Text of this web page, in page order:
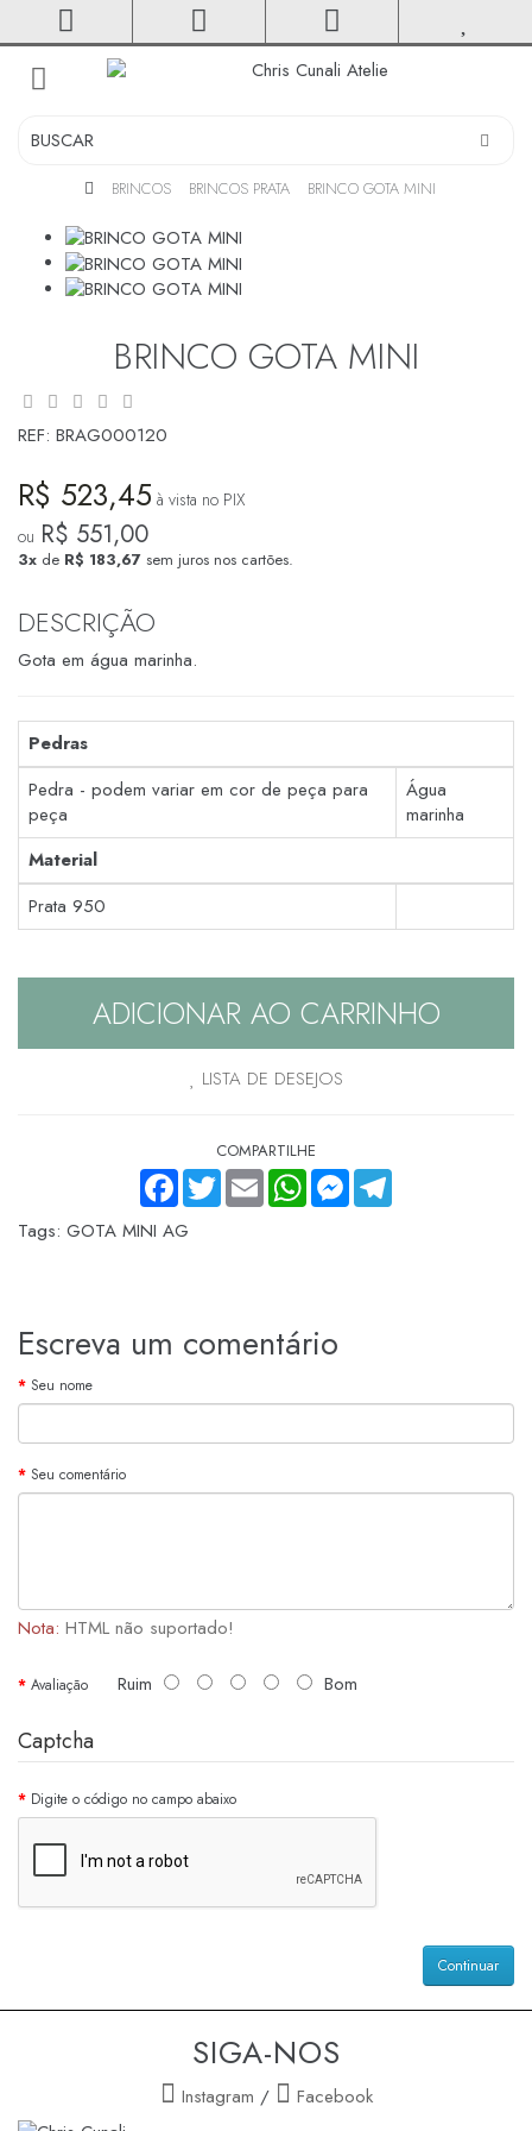
toggle
BRINCOS BRINCOS PRATA BRINCO GOTA MINI
BRINCO GOTA MINI
REF: BRAG000120
R$ 523,45 à vista no PIX
ou R$ 551,00
3x de R$ 183,67 sem juros nos cartões.
DESCRIÇÃO
Gota em água marinha.
Pedras
Pedra - podem variar em cor de peça para
peça
Água
marinha
Material
Prata 950
ADICIONAR AO CARRINHO
LISTA DE DESEJOS
COMPARTILHE
FACEBOOKTWITTEREMAIL WHATSAPPMESSENGER
TELEGRAM
Tags: GOTA MINI AG
Escreva um comentário
Seu nome
Seu comentário
Nota: HTML não suportado!
Avaliação Ruim Bom
Captcha
Digite o código no campo abaixo
Continuar
SIGA-NOS
Instagram / Facebook